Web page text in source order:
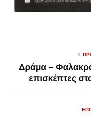
Δράμα –
επισκέπτες